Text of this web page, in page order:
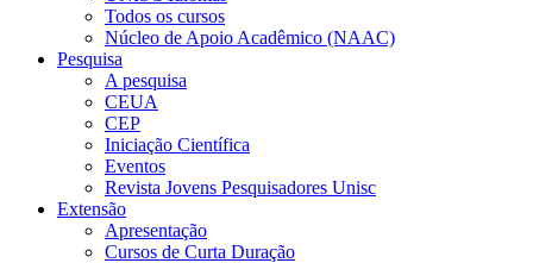
Todos os cursos
Núcleo de Apoio Acadêmico (NAAC)
Pesquisa
A pesquisa
CEUA
CEP
Iniciação Científica
Eventos
Revista Jovens Pesquisadores Unisc
Extensão
Apresentação
Cursos de Curta Duração